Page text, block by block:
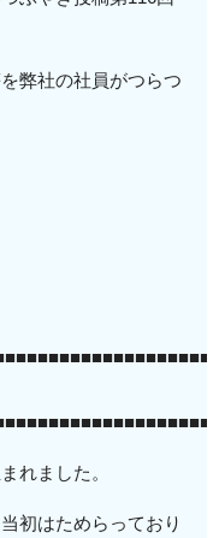
弊社の社員がつらつ
れました。
初はためらっており